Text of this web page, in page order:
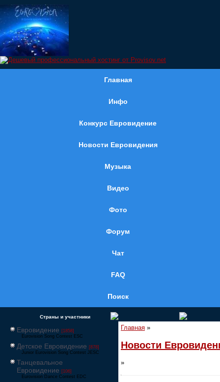
Главная
Инфо
Конкурс Евровидение
Новости Евровидения
Музыка
Видео
Фото
Форум
Чат
FAQ
Поиск
Страны и участники
Евровидение [1858]
Eurovision Song Contest ESC
Детское Евровидение [878]
Junior Eurovision Song Contest JESC
Танцевальное
Евровидение [106]
Eurovision Dance Contest EDC
Главная »
Новости
»